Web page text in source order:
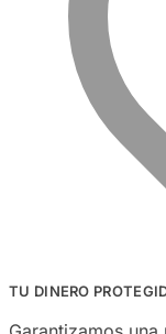
TU DINERO